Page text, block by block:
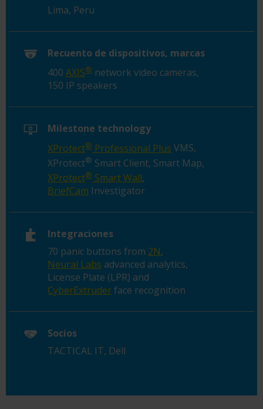
Lima, Peru
Recuento de dispositivos, marcas
400 AXIS® networkvideo cameras,
150 IP speakers
Milestone technology
XProtect® Professional Plus VMS,
XProtect® Smart Client, Smart Map,
XProtect® Smart Wall,
BriefCam Investigator
Integraciones
70 panic buttons from 2N,
Neural Labs advanced analytics,
License Plate (LPR) and
CyberExtruderface recognition
Socios
TACTICAL IT, Dell